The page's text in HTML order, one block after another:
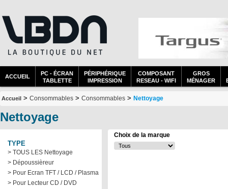
ACCUEIL
PC - ÉCRAN
TABLETTE
PÉRIPHÉRIQUE
IMPRESSION
COMPOSANT
RESEAU - WIFI
GROS
MÉNAGER
Accueil > Consommables > Consommables > Nettoyage
Nettoyage
TYPE
> TOUS LES Nettoyage
> Dépoussièreur
> Pour Ecran TFT / LCD / Plasma
> Pour Lecteur CD / DVD
Choix de la marque